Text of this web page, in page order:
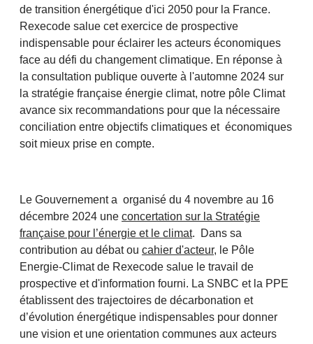
de transition énergétique d'ici 2050 pour la France.
Rexecode salue cet exercice de prospective
indispensable pour éclairer les acteurs économiques
face au défi du changement climatique. En réponse à
la consultation publique ouverte à l'automne 2024 sur
la stratégie française énergie climat, notre pôle Climat
avance six recommandations pour que la nécessaire
conciliation entre objectifs climatiques et économiques
soit mieux prise en compte.
Le Gouvernement a organisé du 4 novembre au 16
décembre 2024 une concertation sur la Stratégie
française pour l’énergie et le climat. Dans sa
contribution au débat ou cahier d'acteur, le Pôle
Energie-Climat de Rexecode salue le travail de
prospective et d'information fourni. La SNBC et la PPE
établissent des trajectoires de décarbonation et
d’évolution énergétique indispensables pour donner
une vision et une orientation communes aux acteurs